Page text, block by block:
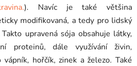
). Navíc je také většina
modifikovaná, a tedy pro lidský
upravená sója obsahuje látky,
proteinů, dále využívání živin,
hořčík, zinek a železo. Také